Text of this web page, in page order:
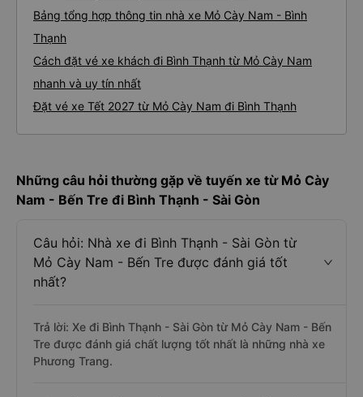
Bảng tổng hợp thông tin nhà xe Mỏ Cày Nam - Bình
Thạnh
Cách đặt vé xe khách đi Bình Thạnh từ Mỏ Cày Nam
nhanh và uy tín nhất
Đặt vé xe Tết 2027 từ Mỏ Cày Nam đi Bình Thạnh
Những câu hỏi thường gặp về tuyến xe từ Mỏ Cày
Nam - Bến Tre đi Bình Thạnh - Sài Gòn
Câu hỏi: Nhà xe đi Bình Thạnh - Sài Gòn từ
Mỏ Cày Nam - Bến Tre được đánh giá tốt
nhất?
Trả lời: Xe đi Bình Thạnh - Sài Gòn từ Mỏ Cày Nam - Bến
Tre được đánh giá chất lượng tốt nhất là những nhà xe
Phương Trang.